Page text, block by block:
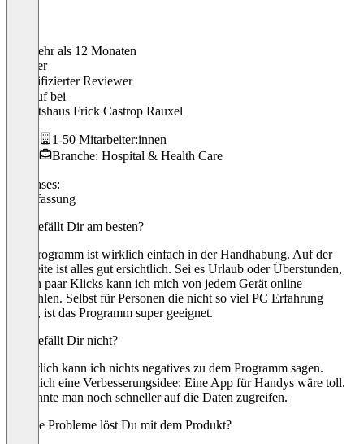
Vor mehr als 12 Monaten
Jennifer
Verifizierter Reviewer
Verkaufbei
Sanitätshaus Frick Castrop Rauxel
1-50 Mitarbeiter:innen
Branche: Hospital & Health Care
Use cases:
Zeiterfassung
Was gefällt Dir am besten?
Das Programm ist wirklich einfach in der Handhabung. Auf der
Startseite ist alles gut ersichtlich. Sei es Urlaub oder Überstunden,
mit ein paar Klicks kann ich mich von jedem Gerät online
einwählen. Selbst für Personen die nicht so viel PC Erfahrung
haben, ist das Programm super geeignet.
Was gefällt Dir nicht?
Eigentlich kann ich nichts negatives zu dem Programm sagen.
Lediglich eine Verbesserungsidee: Eine App für Handys wäre toll.
So könnte man noch schneller auf die Daten zugreifen.
Welche Probleme löst Du mit dem Produkt?